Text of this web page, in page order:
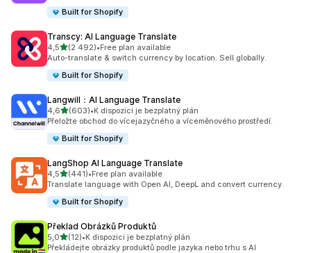
Built for Shopify
Transcy: AI Language Translate
4,5z 5 hvězd
(2 492)
Celkový počet recenzí: 2492
•Free plan available
Auto-translate & switch currency by location. Sell globally.
Built for Shopify
Langwill：AI Language Translate
4,6z 5 hvězd
(603)
Celkový počet recenzí: 603
•K dispozici je bezplatný plán
Přeložte obchod do vícejazyčného a víceměnového prostředí.
Built for Shopify
LangShop AI Language Translate
4,5z 5 hvězd
(441)
Celkový počet recenzí: 441
•Free plan available
Translate language with Open AI, DeepL and convert currency.
Built for Shopify
Překlad Obrázků Produktů
5,0z 5 hvězd
(12)
Celkový počet recenzí: 12
•K dispozici je bezplatný plán
Překládejte obrázky produktů podle jazyka nebo trhu s AI